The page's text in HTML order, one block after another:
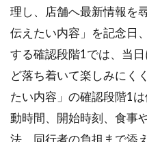
理し、店舗へ最新情報を
伝えたい内容」を記念日
する確認段階1では、当
ど落ち着いて楽しみにく
たい内容」の確認段階1
動時間、開始時刻、食事
法、同行者の負担まで添